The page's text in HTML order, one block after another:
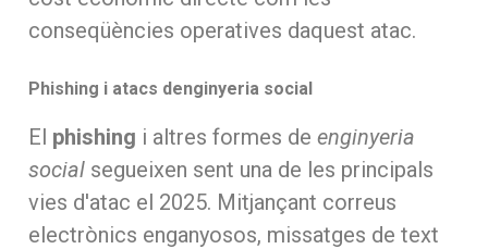
conseqüències operatives daquest atac.
Phishing i atacs denginyeria social
El phishing i altres formes de enginyeria
social segueixen sent una de les principals
vies d'atac el 2025. Mitjançant correus
electrònics enganyosos, missatges de text